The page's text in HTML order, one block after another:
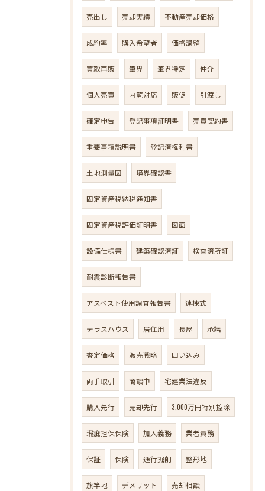
売出し 売却実績 不動産売却価格
成約率 購入希望者 価格調整
買取再販 筆界 筆界特定 仲介
個人売買 内覧対応 販促 引渡し
確定申告 登記事項証明書 売買契約書
重要事項説明書 登記済権利書
土地測量図 境界確認書
固定資産税納税通知書
固定資産税評価証明書 図面
設備仕様書 建築確認済証 検査済所証
耐震診断報告書
アスベスト使用調査報告書 連棟式
テラスハウス 居住用 長屋 承諾
査定価格 販売戦略 囲い込み
両手取引 商談中 宅建業法違反
購入先行 売却先行 3,000万円特別控除
瑕疵担保保険 加入義務 業者責務
保証 保険 通行掘削 整形地
旗竿地 デメリット 売却相談